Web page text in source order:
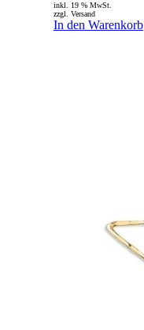
inkl. 19 % MwSt.
zzgl. Versand
In den Warenkorb